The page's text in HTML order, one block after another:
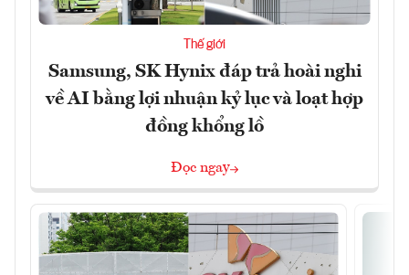
Thế giới
Samsung, SK Hynix đáp trả hoài nghi
về AI bằng lợi nhuận kỷ lục và loạt hợp
đồng khổng lồ
Đọc ngay